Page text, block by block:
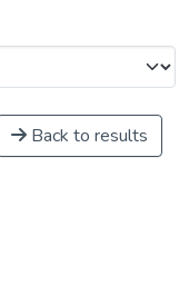
Back to results